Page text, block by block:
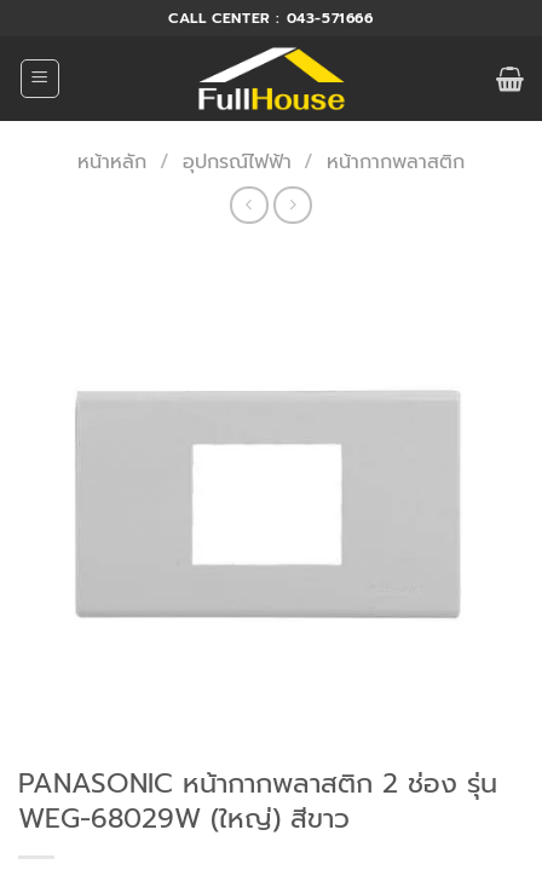
ยัง
เนื้อหา
CALL CENTER : 043-571666
หน้าหลัก / อุปกรณ์ไฟฟ้า / หน้ากากพลาสติก
PANASONIC หน้ากากพลาสติก 2 ช่อง รุ่น
WEG-68029W (ใหญ่) สีขาว